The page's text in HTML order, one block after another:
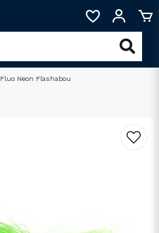
Fluo Neon Flashabou